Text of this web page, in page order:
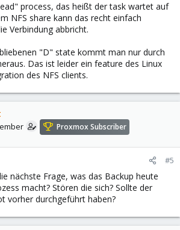
process, das heißt der task wartet auf
NFS share kann das recht einfach
Verbindung abbricht.
"D" state kommt man nur durch
Das ist leider ein feature des Linux
des NFS clients.
Proxmox Subscriber
#5
nächste Frage, was das Backup heute
macht? Stören die sich? Sollte der
vorher durchgeführt haben?